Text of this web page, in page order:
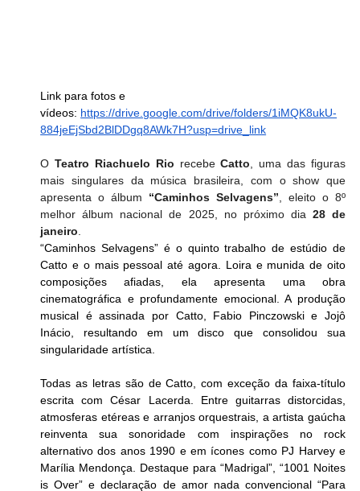
Link para fotos e
vídeos: https://drive.google.com/drive/folders/1iMQK8ukU-
884jeEjSbd2BlDDgq8AWk7H?usp=drive_link
O Teatro Riachuelo Rio recebe Catto , uma das figuras
mais singulares da música brasileira, com o show que
apresenta o álbum “Caminhos Selvagens” , eleito o 8º
melhor álbum nacional de 2025, no próximo dia 28 de
janeiro
“Caminhos Selvagens” é o quinto trabalho de estúdio de
Catto e o mais pessoal até agora. Loira e munida de oito
composições afiadas, ela apresenta uma obra
cinematográfica e profundamente emocional. A produção
musical é assinada por Catto, Fabio Pinczowski e Jojô
Inácio, resultando em um disco que consolidou sua
singularidade artística.
Todas as letras são de Catto, com exceção da faixa-título
escrita com César Lacerda. Entre guitarras distorcidas,
atmosferas etéreas e arranjos orquestrais, a artista gaúcha
reinventa sua sonoridade com inspirações no rock
alternativo dos anos 1990 e em ícones como PJ Harvey e
Marília Mendonça. Destaque para “Madrigal”, “1001 Noites
is Over” e declaração de amor nada convencional “Para